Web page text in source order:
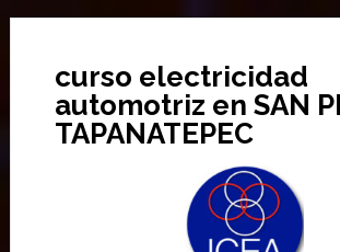
curso electricidad
automotriz en SAN
TAPANATEPEC